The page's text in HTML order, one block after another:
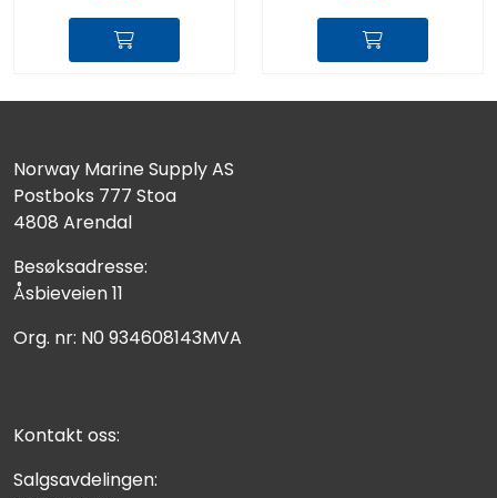
Norway Marine Supply AS
Postboks 777 Stoa
4808 Arendal
Besøksadresse:
Åsbieveien 11
Org. nr: N0 934608143MVA
Kontakt oss:
Salgsavdelingen: